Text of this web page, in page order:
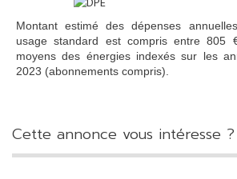
Montant estimé des dépenses
usage standard est compris entre
moyens des énergies indexés sur les
2023 (abonnements compris).
cette annonce vous intéresse ?